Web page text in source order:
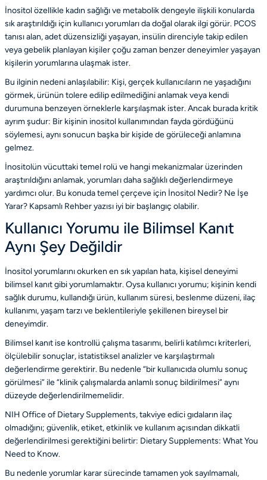
İnositol özellikle kadın sağlığı ve metabolik dengeyle ilişkili konularda
sık araştırıldığı için kullanıcı yorumları da doğal olarak ilgi görür. PCOS
tanısı alan, adet düzensizliği yaşayan, insülin direnciyle takip edilen
veya gebelik planlayan kişiler çoğu zaman benzer deneyimler yaşayan
kişilerin yorumlarına ulaşmak ister.
Bu ilginin nedeni anlaşılabilir: Kişi, gerçek kullanıcıların ne yaşadığını
görmek, ürünün tolere edilip edilmediğini anlamak veya kendi
durumuna benzeyen örneklerle karşılaşmak ister. Ancak burada kritik
ayrım şudur: Bir kişinin inositol kullanımından fayda gördüğünü
söylemesi, aynı sonucun başka bir kişide de görüleceği anlamına
gelmez.
İnositolün vücuttaki temel rolü ve hangi mekanizmalar üzerinden
araştırıldığını anlamak, yorumları daha sağlıklı değerlendirmeye
yardımcı olur. Bu konuda temel çerçeve için İnositol Nedir? Ne İşe
Yarar? Kapsamlı Rehberyazısı iyi bir başlangıç olabilir.
Kullanıcı Yorumu ile Bilimsel Kanıt
Aynı Şey Değildir
İnositol yorumlarını okurken en sık yapılan hata, kişisel deneyimi
bilimsel kanıt gibi yorumlamaktır. Oysa kullanıcı yorumu; kişinin kendi
sağlık durumu, kullandığı ürün, kullanım süresi, beslenme düzeni, ilaç
kullanımı, yaşam tarzı ve beklentileriyle şekillenen bireysel bir
deneyimdir.
Bilimsel kanıt ise kontrollü çalışma tasarımı, belirli katılımcı kriterleri,
ölçülebilir sonuçlar, istatistiksel analizler ve karşılaştırmalı
değerlendirme gerektirir. Bu nedenle “bir kullanıcıda olumlu sonuç
görülmesi” ile “klinik çalışmalarda anlamlı sonuç bildirilmesi” aynı
düzeyde değerlendirilmemelidir.
NIH Office of Dietary Supplements, takviye edici gıdaların ilaç
olmadığını; güvenlik, etiket, etkinlik ve kullanım açısından dikkatli
değerlendirilmesi gerektiğini belirtir: Dietary Supplements: What You
Need to Know.
Bu nedenle yorumlar karar sürecinde tamamen yok sayılmamalı,